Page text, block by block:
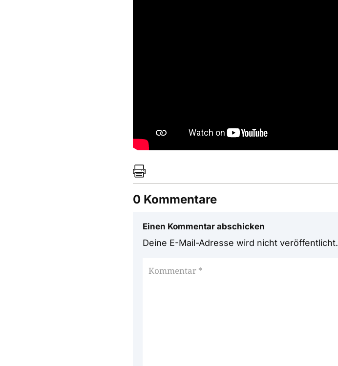

0 Kommentare
Einen Kommentar abschicken
Deine E-Mail-Adresse wird nicht veröffentlicht.